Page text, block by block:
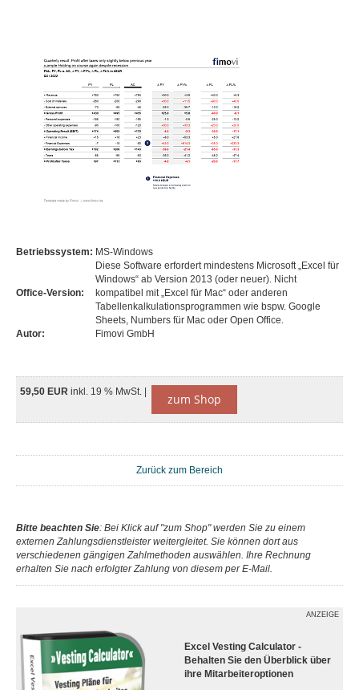
Betriebssystem: MS-Windows
Office-Version:
Diese Software erfordert mindestens Microsoft „Excel für
Windows“ ab Version 2013 (oder neuer). Nicht
kompatibel mit „Excel für Mac“ oder anderen
Tabellenkalkulationsprogrammen wie bspw. Google
Sheets, Numbers für Mac oder Open Office.
Autor:
Fimovi GmbH
59,50 EUR inkl. 19 % MwSt. | zum Shop
Zurück zum Bereich
Bitte beachten Sie: Bei Klick auf "zum Shop" werden Sie zu einem
externen Zahlungsdienstleister weitergleitet. Sie können dort aus
verschiedenen gängigen Zahlmethoden auswählen. Ihre Rechnung
erhalten Sie nach erfolgter Zahlung von diesem per E-Mail.
ANZEIGE
Excel Vesting Calculator -
Behalten Sie den Überblick über
ihre Mitarbeiteroptionen